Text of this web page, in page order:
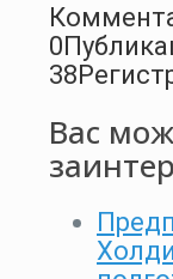
0
38
Вас